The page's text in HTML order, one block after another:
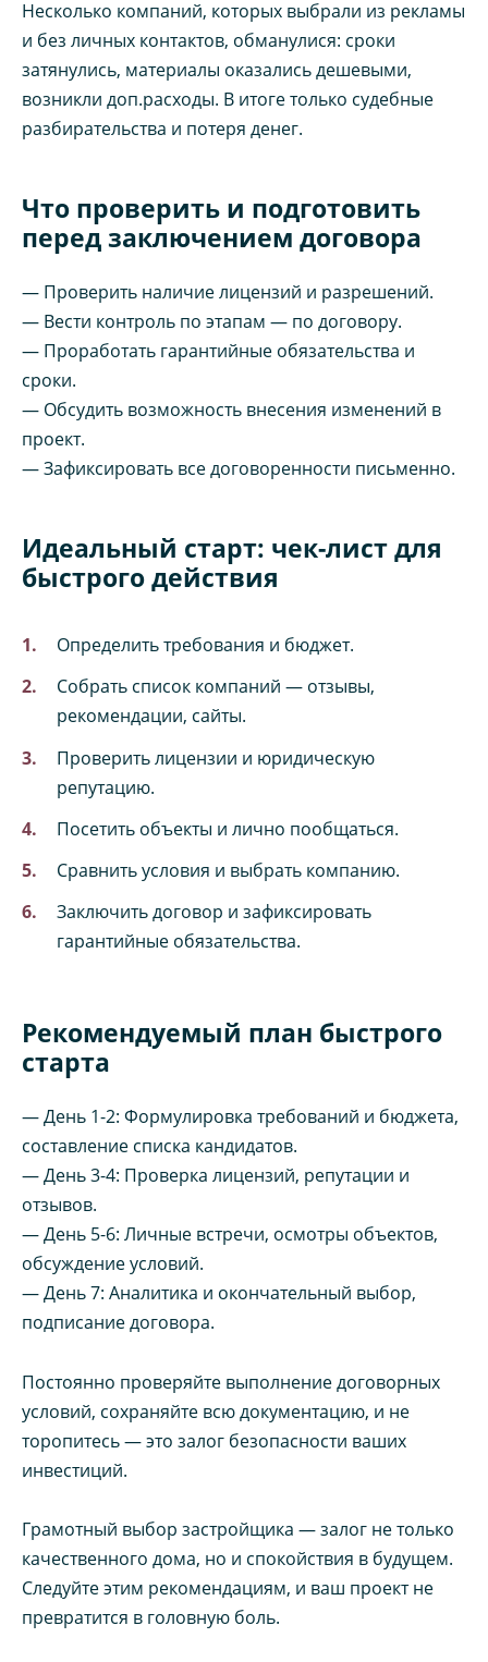
Несколько компаний, которых выбрали из рекламы
и без личных контактов, обманулися: сроки
затянулись, материалы оказались дешевыми,
возникли доп.расходы. В итоге только судебные
разбирательства и потеря денег.
Что проверить и подготовить
перед заключением договора
— Проверить наличие лицензий и разрешений.
— Вести контроль по этапам — по договору.
— Проработать гарантийные обязательства и
сроки.
— Обсудить возможность внесения изменений в
проект.
— Зафиксировать все договоренности письменно.
Идеальный старт: чек-лист для
быстрого действия
Определить требования и бюджет.
Собрать список компаний — отзывы,
рекомендации, сайты.
Проверить лицензии и юридическую
репутацию.
Посетить объекты и лично пообщаться.
Сравнить условия и выбрать компанию.
Заключить договор и зафиксировать
гарантийные обязательства.
Рекомендуемый план быстрого
старта
— День 1-2: Формулировка требований и бюджета,
составление списка кандидатов.
— День 3-4: Проверка лицензий, репутации и
отзывов.
— День 5-6: Личные встречи, осмотры объектов,
обсуждение условий.
— День 7: Аналитика и окончательный выбор,
подписание договора.
Постоянно проверяйте выполнение договорных
условий, сохраняйте всю документацию, и не
торопитесь — это залог безопасности ваших
инвестиций.
Грамотный выбор застройщика — залог не только
качественного дома, но и спокойствия в будущем.
Следуйте этим рекомендациям, и ваш проект не
превратится в головную боль.